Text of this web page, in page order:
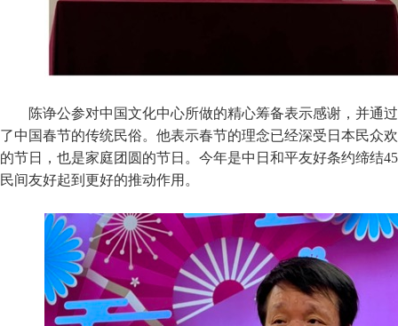
陈诤公参对中国文化中心所做的精心筹备表示感谢，并通
了中国春节的传统民俗。他表示春节的理念已经深受日本民众
的节日，也是家庭团圆的节日。今年是中日和平友好条约缔结
民间友好起到更好的推动作用。